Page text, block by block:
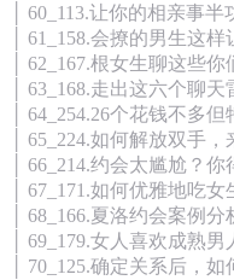
│ 60_113.让你的相亲事
│ 61_158.会撩的男生这
│ 62_167.根女生聊这些
│ 63_168.走出这六个聊
│ 64_254.26个花钱不多
│ 65_224.如何解放双手
│ 66_214.约会太尴尬？
│ 67_171.如何优雅地吃女
│ 68_166.夏洛约会案例分
│ 69_179.女人喜欢成熟
│ 70_125.确定关系后，